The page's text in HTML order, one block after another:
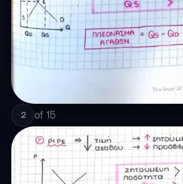
2 of 15